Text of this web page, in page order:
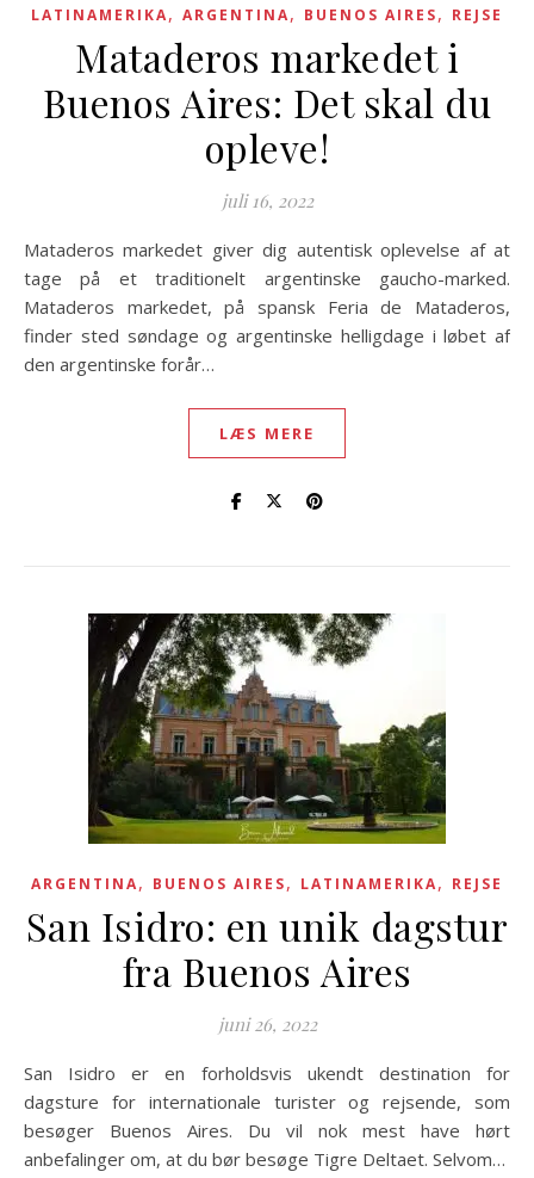
LATINAMERIKA, ARGENTINA, BUENOS AIRES, REJSE
Mataderos markedet i
Buenos Aires: Det skal du
opleve!
juli 16, 2022
Mataderos markedet giver dig autentisk oplevelse af at
tage på et traditionelt argentinske gaucho-marked.
Mataderos markedet, på spansk Feria de Mataderos,
finder sted søndage og argentinske helligdage i løbet af
den argentinske forår…
LÆS MERE
ARGENTINA, BUENOS AIRES, LATINAMERIKA, REJSE
San Isidro: en unik dagstur
fra Buenos Aires
juni 26, 2022
San Isidro er en forholdsvis ukendt destination for
dagsture for internationale turister og rejsende, som
besøger Buenos Aires. Du vil nok mest have hørt
anbefalinger om, at du bør besøge Tigre Deltaet. Selvom…